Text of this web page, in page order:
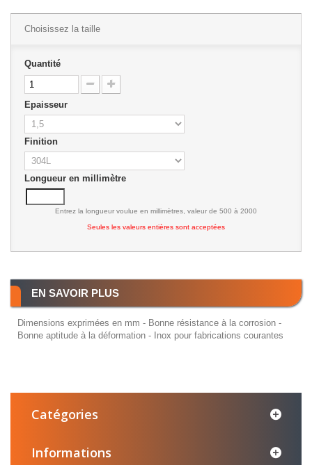
Choisissez la taille
Quantité
Epaisseur
Finition
Longueur en millimètre
Entrez la longueur voulue en millimètres, valeur de 500 à 2000
Seules les valeurs entières sont acceptées
EN SAVOIR PLUS
Dimensions exprimées en mm - Bonne résistance à la corrosion -
Bonne aptitude à la déformation - Inox pour fabrications courantes
Catégories
Informations